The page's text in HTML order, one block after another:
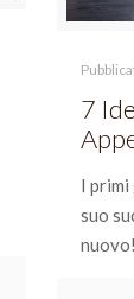
7
I
suo